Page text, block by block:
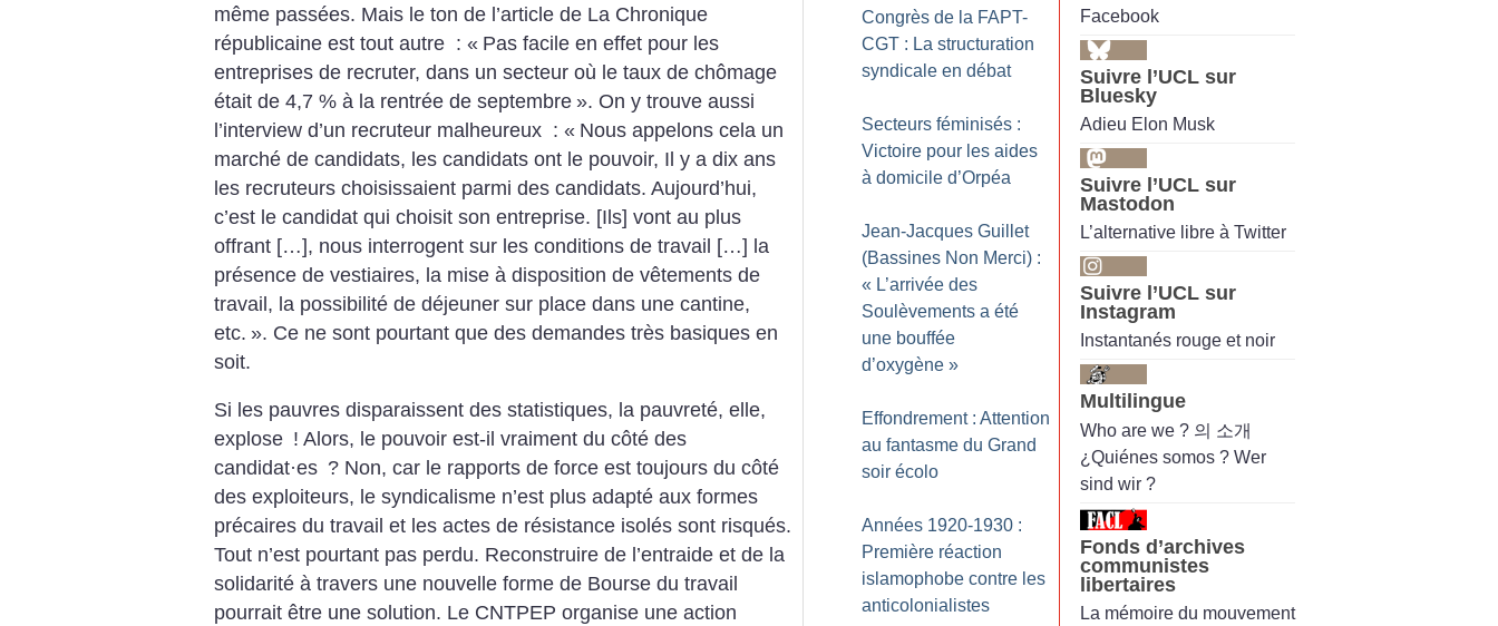
même passées. Mais le ton de l’article de La Chronique
républicaine est tout autre : « Pas facile en effet pour les
entreprises de recruter, dans un secteur où le taux de chômage
était de 4,7 % à la rentrée de septembre ». On y trouve aussi
l’interview d’un recruteur malheureux : « Nous appelons cela un
marché de candidats, les candidats ont le pouvoir, Il y a dix ans
les recruteurs choisissaient parmi des candidats. Aujourd’hui,
c’est le candidat qui choisit son entreprise. [Ils] vont au plus
offrant […], nous interrogent sur les conditions de travail […] la
présence de vestiaires, la mise à disposition de vêtements de
travail, la possibilité de déjeuner sur place dans une cantine,
etc. ». Ce ne sont pourtant que des demandes très basiques en
soit.
Si les pauvres disparaissent des statistiques, la pauvreté, elle,
explose ! Alors, le pouvoir est-il vraiment du côté des
candidat·es ? Non, car le rapports de force est toujours du côté
des exploiteurs, le syndicalisme n’est plus adapté aux formes
précaires du travail et les actes de résistance isolés sont risqués.
Tout n’est pourtant pas perdu. Reconstruire de l’entraide et de la
solidarité à travers une nouvelle forme de Bourse du travail
pourrait être une solution. Le CNTPEP organise une action
Congrès de la FAPT-
CGT : La structuration
syndicale en débat
Secteurs féminisés :
Victoire pour les aides
à domicile d’Orpéa
Jean-Jacques Guillet
(Bassines Non Merci) :
« L’arrivée des
Soulèvements a été
une bouffée
d’oxygène »
Effondrement : Attention
au fantasme du Grand
soir écolo
Années 1920-1930 :
Première réaction
islamophobe contre les
anticolonialistes
Facebook
Suivre l’UCL sur
Bluesky
Adieu Elon Musk
Suivre l’UCL sur
Mastodon
L’alternative libre à Twitter
Suivre l’UCL sur
Instagram
Instantanés rouge et noir
Multilingue
Who are we ? 의 소개
¿Quiénes somos ? Wer
sind wir ?
Fonds d’archives
communistes
libertaires
La mémoire du mouvement